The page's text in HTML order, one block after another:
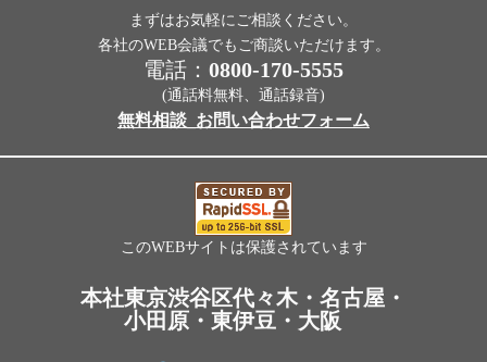
まずはお気軽にご相談ください。
各社のWEB会議でもご商談いただけます。
電話： 0800-170-5555
(通話料無料、通話録音)
無料相談_お問い合わせフォーム
このWEBサイトは保護されています
本社東京渋谷区代々木・名古屋・
小田原・東伊豆・大阪